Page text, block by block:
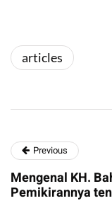
articles
Previous
Mengenal KH.
Pemikirannya